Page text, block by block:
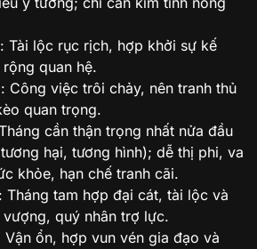
: Tài lộc rục rịch, hợp khởi sự kế
quan hệ.
: Công việc trôi chảy, nên tranh thủ
quan trọng.
cần thận trọng nhất nửa đầu
hại, tương hình); dễ thị phi, va
khỏe, hạn chế tranh cãi.
: Tháng tam hợp đại cát, tài lộc và
quý nhân trợ lực.
Vận ổn, hợp vun vén gia đạo và